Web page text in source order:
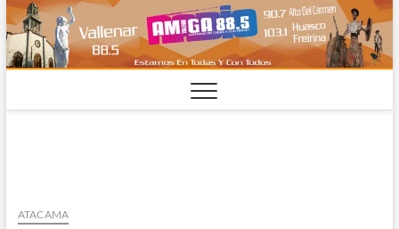
Saltar
al
contenido
ATACAMA